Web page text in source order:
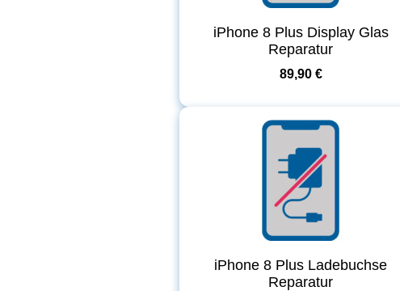
iPhone 8 Plus Display Glas
Reparatur
89,90 €
iPhone 8 Plus Ladebuchse
Reparatur